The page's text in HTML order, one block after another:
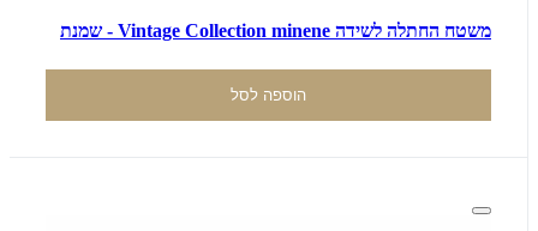
משטח החתלה לשידה Vintage Collection minene - שמנת
הוספה לסל